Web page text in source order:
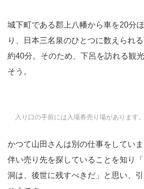
城下町である郡上八幡から車を20分
り、日本三名泉のひとつに数えられ
約40分。そのため、下呂を訪れる観
そう。
入り口の手前には入場券売り場があります
かつて山田さんは別の仕事をしてい
伴い売り先を探していることを知り
洞は、後世に残すべきだ」と思い、